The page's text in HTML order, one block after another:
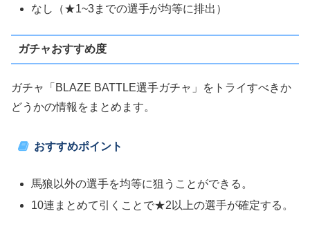
なし（★1~3までの選手が均等に排出）
ガチャおすすめ度
ガチャ「BLAZE BATTLE選手ガチャ」をトライすべきか
どうかの情報をまとめます。
おすすめポイント
馬狼以外の選手を均等に狙うことができる。
10連まとめて引くことで★2以上の選手が確定する。